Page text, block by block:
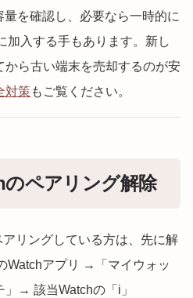
を確認し、必要なら一時的に
加入する手もあります。新し
から古い端末を売却するのが安
対策 もご覧ください。
ペアリング解除
リングしている方は、先に解
Watchアプリ →「マイウォッ
→ 該当Watchの「i」